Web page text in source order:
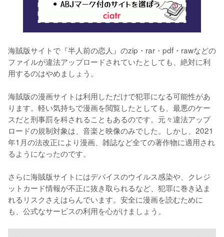
海賊版サイトで『半人前の恋人』のzip・rar・pdf・rawなどの
ファイルが違法アップロードされていたとしても、絶対に利
用するのはやめましょう。
海賊版の漫画サイトは利用しただけで犯罪になる可能性があ
ります。軽い気持ちで漫画を閲覧したとしても、最悪のケー
スだと刑事罰を科されることもあるのです。元々違法アップ
ロードの規制対象は、音楽と映像のみでした。しかし、2021
年1月の法改正により漫画、雑誌など全ての著作物に適用され
るようになったのです。
さらに海賊版サイトにはデバイスのウイルス感染や、クレジ
ットカード情報が不正に抜き取られるなど、犯罪に巻き込ま
れるリスクさえはらんでいます。安全に漫画を読むために
も、公式なサービスの利用を心がけましょう。